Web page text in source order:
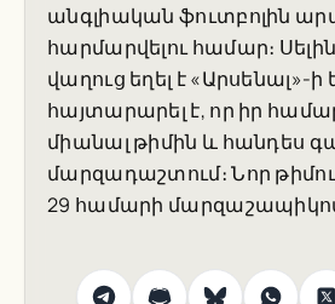
անգլիական ֆուտբոլին
հարմարվելու համար։
վաղուց եղել է «Արսենալ»-
հայտարարել է, որ իր
միանալ թիմին և հանդես
մարզադաշտում։ Նոր
29 համարի